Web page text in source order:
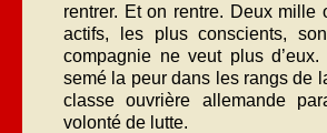
rentrer. Et on rentre. Deux mille
actifs, les plus conscients,
compagnie ne veut plus
semé la peur dans les rangs de
classe ouvrière allemande
volonté de lutte.